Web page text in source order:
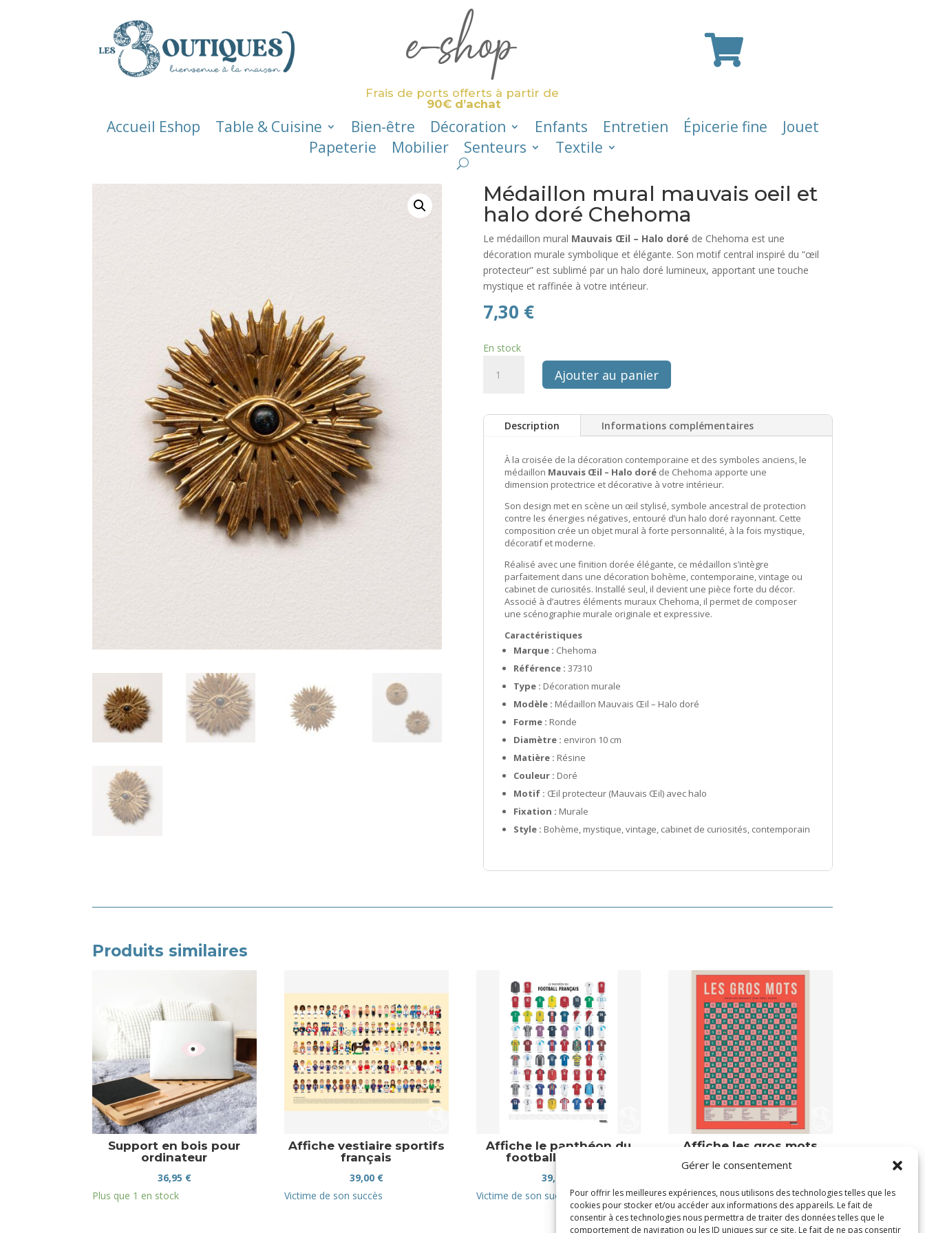
Gérer le consentement
Pour offrir les meilleures expériences, nous utilisons des technologies telles que les
cookies pour stocker et/ou accéder aux informations des appareils. Le fait de
consentir à ces technologies nous permettra de traiter des données telles que le
comportement de navigation ou les ID uniques sur ce site. Le fait de ne pas consentir
e-shop
Frais de ports offerts à partir de
90€ d’achat

Accueil Eshop Table & Cuisine Bien-être Décoration Enfants Entretien Épicerie fine
Jouet
Papeterie
Mobilier Senteurs Textile
Médaillon mural mauvais oeil et
halo doré Chehoma
Le médaillon mural Mauvais Œil – Halo doré de Chehoma est une
décoration murale symbolique et élégante. Son motif central inspiré du “œil
protecteur” est sublimé par un halo doré lumineux, apportant une touche
mystique et raffinée à votre intérieur.
7,30 €
En stock
mauvais
Chehoma
Ajouter au panier
Description Informations complémentaires
À la croisée de la décoration contemporaine et des symboles anciens, le
médaillon Mauvais Œil – Halo doréde Chehoma apporte une
dimension protectrice et décorative à votre intérieur.
Son design met en scène un œil stylisé, symbole ancestral de protection
contre les énergies négatives, entouré d’un halo doré rayonnant. Cette
composition crée un objet mural à forte personnalité, à la fois mystique,
décoratif et moderne.
Réalisé avec une finition dorée élégante, ce médaillon s’intègre
parfaitement dans une décoration bohème, contemporaine, vintage ou
cabinet de curiosités. Installé seul, il devient une pièce forte du décor.
Associé à d’autres éléments muraux Chehoma, il permet de composer
une scénographie murale originale et expressive.
Caractéristiques
Marque : Chehoma
Référence : 37310
Type : Décoration murale
Modèle : Médaillon Mauvais Œil – Halo doré
Forme : Ronde
Diamètre : environ 10 cm
Matière : Résine
Couleur : Doré
Motif : Œil protecteur (Mauvais Œil) avec halo
Fixation : Murale
Style : Bohème, mystique, vintage, cabinet de curiosités, contemporain
Produits similaires
Support en bois pour
ordinateur
36,95 €
Plus que 1 en stock
Affiche vestiaire sportifs
français
39,00 €
Victime de son succès
Affiche le panthéon du
football français
39,00
Victime de son succès
Affiche les gros mots
Victime de son succès